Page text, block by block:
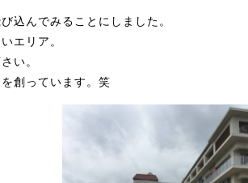
込んでみることにしました。
エリア。
い。
創っています。笑